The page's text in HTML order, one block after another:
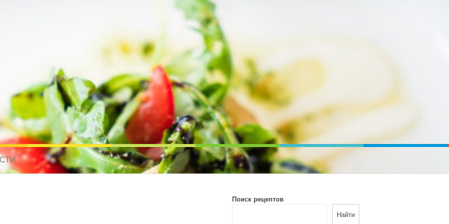
рецепты для всех
РЕЦЕПТЫ ДЛЯ МУЛЬТИВАРКИ. РЕЦЕПТЫ ДЛЯ МИКРОВОЛНОВОЙ ПЕЧИ. ДИЕТИЧЕСКОЕ ПИТАНИЕ
Поиск рецептов
Найти